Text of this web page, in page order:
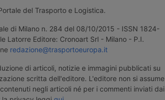
del Trasporto e Logistica.
di Milano n. 284 del 08/10/2015 - ISSN 1824-
Latorre Editore: Cronoart Srl - Milano - P.I.
redazione@trasportoeuropa.it
di articoli, notizie e immagini pubblicati su
scritta dell'editore. L'editore non si assume
negli articoli né per i commenti inviati dai